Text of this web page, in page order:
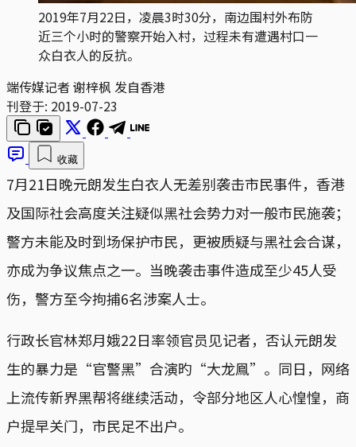
2019年7月22日，凌晨3时30分，南边围村外布防
近三个小时的警察开始入村，过程未有遭遇村口一
众白衣人的反抗。
端传媒记者 谢梓枫 发自香港
刊登于: 2019-07-23
收藏
7月21日晚元朗发生白衣人无差别袭击市民事件，香港
及国际社会高度关注疑似黑社会势力对一般市民施袭；
警方未能及时到场保护市民，更被质疑与黑社会合谋，
亦成为争议焦点之一。当晚袭击事件造成至少45人受
伤，警方至今拘捕6名涉案人士。
行政长官林郑月娥22日率领官员见记者，否认元朗发
生的暴力是“官警黑”合演旳“大龙鳯”。同日，网络
上流传新界黑帮将继续活动，令部分地区人心惶惶，商
户提早关门，市民足不出户。